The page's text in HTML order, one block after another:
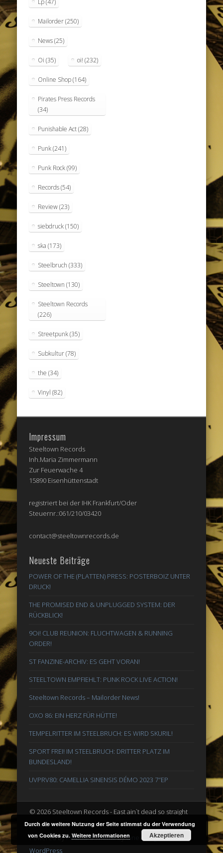
Lp(47)
Mailorder(250)
News(25)
Oi (35) oi! (232)
Online Shop(164)
Pirates Press Records
(34)
Punishable Act(28)
Punk(241)
Punk Rock(99)
Records(54)
Review(23)
siebdruck(150)
ska (173)
Steelbruch (333)
Steeltown (130)
Steeltown Records
(226)
Streetpunk(35)
Subkultur(78)
the (34)
Vinyl (82)
Impressum
Steeltown Records
Inh.Maria Zimmermann
Zur Feuerwache 4
15890 Eisenhüttenstadt
registriert bei der IHK Frankfurt/Oder
Steuernr.:061/210/03420
contact@steeltownrecords.de
Neueste Beiträge
POWER OF THE (PLATTEN) PRESS: POSTERBOIZ UNTER
DRUCK!
THE PROMISED END & UNPLUGGED SYSTEM: DER
RÜCKBLICK!
9Oi! CLUB REUNION: FLUCHTWAGEN & RUNNING
ORDER!
ST FANZINE-ARCHIV: ES GEHT VORAN!
STEELTOWN EMPFIEHLT: PUNK ROCK LIVE ACTION!
Steeltown Records – Mailorder News!
OXO 86: EIN HERZ FÜR HÜTTE!
TEMPELRITTER IM STEELBRUCH: ES WIRD SKURIL!
SPORT FREI! IM STEELBRUCH: DRITTER PLATZ IM
BUNDESLAND!
UVPRV80: CAMELLIA SINENSIS DÉMO 2023 7″EP
© 2026 Steeltown Records - East ain`t dead so straight
ahead
Powered byPinboard ThemebyOne Designsand
WordPress
Durch die weitere Nutzung der Seite stimmst du der Verwendung
von Cookies zu.Weitere Informationen Akzeptieren